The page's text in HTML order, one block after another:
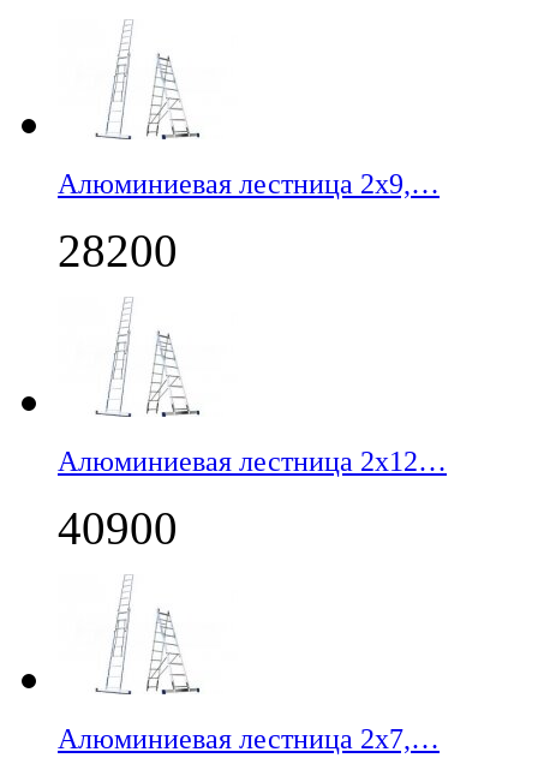
Алюминиевая лестница 2х9,…
28200
Алюминиевая лестница 2х12…
40900
Алюминиевая лестница 2х7,…